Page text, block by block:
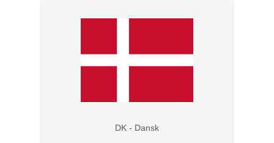
DK - Dansk